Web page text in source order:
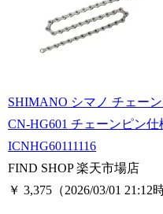
SHIMANO シマノ チェー
CN-HG601 チェーンピン仕
ICNHG60111116
FIND SHOP 楽天市場店
￥ 3,375 （2026/03/01 21:12